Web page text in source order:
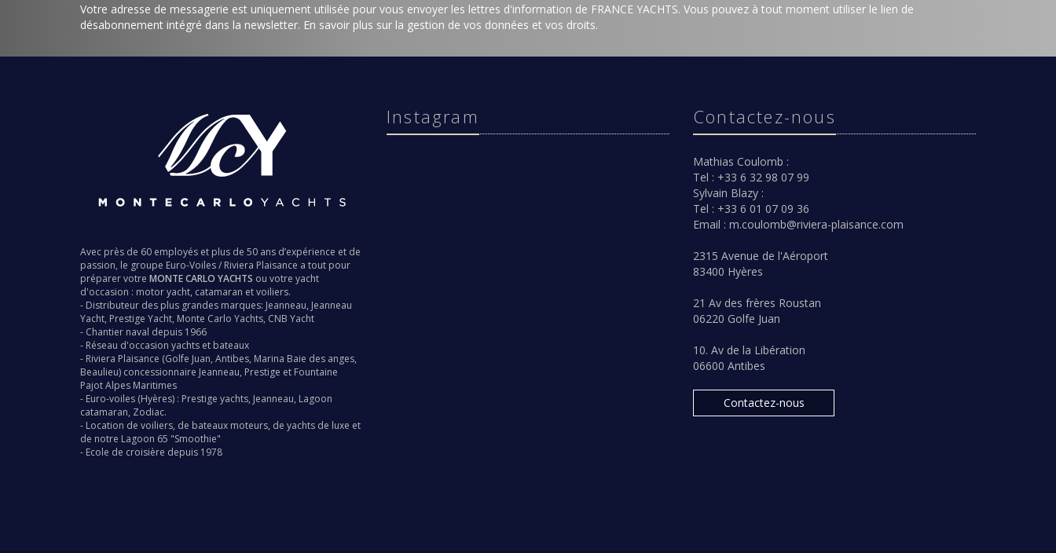
Votre adresse de messagerie est uniquement utilisée pour vous envoyer les lettres d'information de FRANCE YACHTS. Vous pouvez à tout moment utiliser le lien de
désabonnement intégré dans la newsletter. En savoir plus sur la gestion de vos données et vos droits.
Avec près de 60 employés et plus de 50 ans d’expérience et de
passion, le groupe Euro-Voiles/ Riviera Plaisance a tout pour
préparer votre MONTE CARLO YACHTS ou votre yacht
d'occasion : motor yacht, catamaran et voiliers.
- Distributeur des plus grandes marques: Jeanneau, Jeanneau
Yacht, Prestige Yacht, Monte Carlo Yachts, CNB Yacht
- Chantier naval depuis 1966
- Réseau d'occasion yachts et bateaux
- Riviera Plaisance (Golfe Juan, Antibes, Marina Baie des anges,
Beaulieu) concessionnaire Jeanneau, Prestige et Fountaine
PajotAlpes Maritimes
- Euro-voiles (Hyères) : Prestige yachts, Jeanneau, Lagoon
catamaran, Zodiac.
- Location de voiliers, de bateaux moteurs, de yachts de luxe et
de notre Lagoon 65 "Smoothie"
- Ecole de croisière depuis 1978
Instagram Contactez-nous
Mathias Coulomb :
Tel : +33 6 32 98 07 99
Sylvain Blazy :
Tel : +33 6 01 07 09 36
Email : m.coulomb@riviera-plaisance.com
2315 Avenue de l'Aéroport
83400 Hyères
21 Av des frères Roustan
06220 Golfe Juan
10. Av de la Libération
06600 Antibes
Contactez-nous